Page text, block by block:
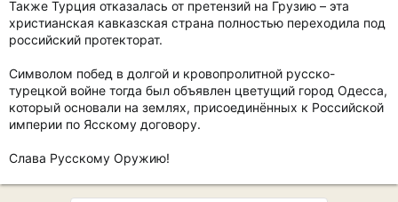
Также Турция отказалась от претензий на Грузию – эта
христианская кавказская страна полностью переходила под
российский протекторат.
Символом побед в долгой и кровопролитной русско-
турецкой войне тогда был объявлен цветущий город Одесса,
который основали на землях, присоединённых к Российской
империи по Ясскому договору.
Слава Русскому Оружию!